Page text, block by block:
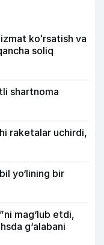
koʻrsatish va
soliq
shartnoma
raketalar uchirdi,
yo‘lining bir
mag‘lub etdi,
g‘alabani